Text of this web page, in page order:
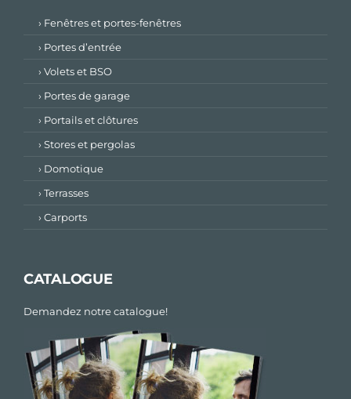
› Fenêtres et portes-fenêtres
› Portes d’entrée
› Volets et BSO
› Portes de garage
› Portails et clôtures
› Stores et pergolas
› Domotique
› Terrasses
› Carports
CATALOGUE
Demandez notre catalogue!